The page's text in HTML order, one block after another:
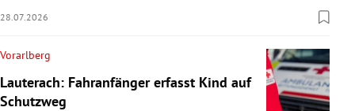
28.07.2026
Vorarlberg
Lauterach: Fahranfänger erfasst Kind auf
Schutzweg